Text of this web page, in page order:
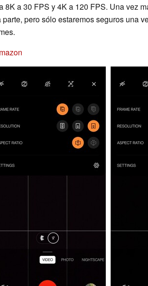
8K a 30 FPS y 4K a 120 FPS. Una vez
pero sólo estaremos seguros una